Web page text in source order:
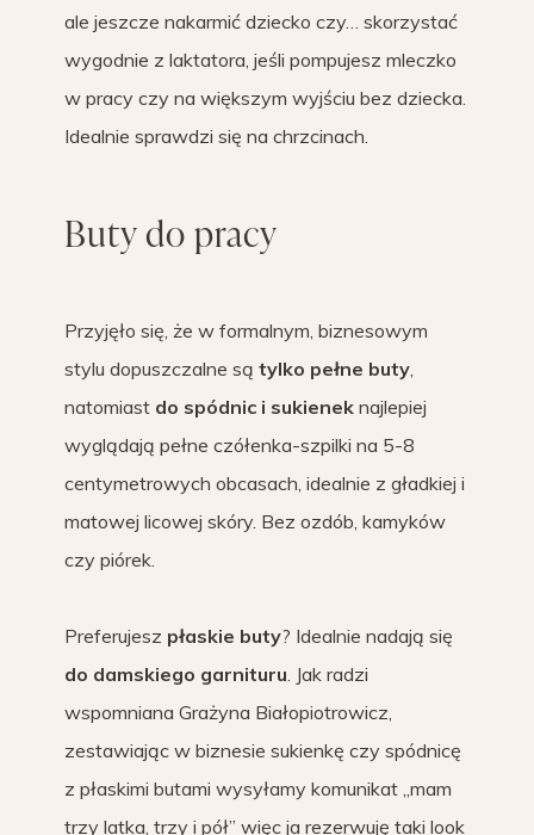
ale jeszcze nakarmić dziecko czy… skorzystać
wygodnie z laktatora, jeśli pompujesz mleczko
w pracy czy na większym wyjściu bez dziecka.
Idealnie sprawdzi się na chrzcinach.
Buty do pracy
Przyjęło się, że w formalnym, biznesowym
stylu dopuszczalne są tylko pełne buty,
natomiast do spódnic i sukienek najlepiej
wyglądają pełne czółenka-szpilki na 5-8
centymetrowych obcasach, idealnie z gładkiej i
matowej licowej skóry. Bez ozdób, kamyków
czy piórek.
Preferujesz płaskie buty? Idealnie nadają się
do damskiego garnituru. Jak radzi
wspomniana Grażyna Białopiotrowicz,
zestawiając w biznesie sukienkę czy spódnicę
z płaskimi butami wysyłamy komunikat „mam
trzy latka, trzy i pół” więc ja rezerwuję taki look